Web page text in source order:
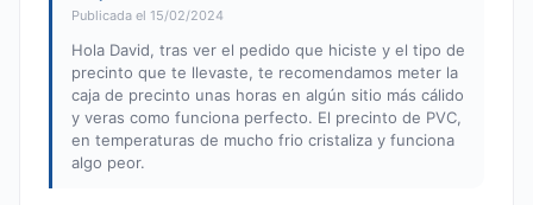
Publicada el 15/02/2024
Hola David, tras ver el pedido que hiciste y el tipo de
precinto que te llevaste, te recomendamos meter la
caja de precinto unas horas en algún sitio más cálido
y veras como funciona perfecto. El precinto de PVC,
en temperaturas de mucho frio cristaliza y funciona
algo peor.